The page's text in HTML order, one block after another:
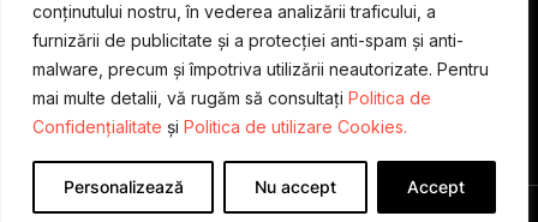
conținutului nostru, în vederea analizării traficului, a
furnizării de publicitate și a protecției anti-spam și anti-
malware, precum și împotriva utilizării neautorizate. Pentru
mai multe detalii, vă rugăm să consultați Politica de
Confidențialitate și Politica de utilizare Cookies.
Personalizează Nu accept Accept
Designed & Developed byWEDEV IT